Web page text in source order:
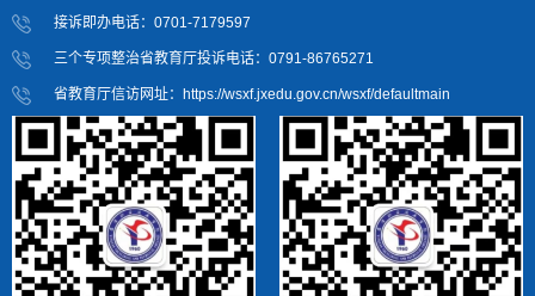
接诉即办电话：0701-7179597
三个专项整治省教育厅投诉电话：0791-86765271
省教育厅信访网址：https://wsxf.jxedu.gov.cn/wsxf/defaultmain